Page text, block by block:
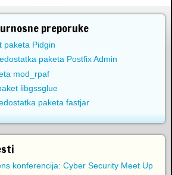
preporuke
paketa Pidgin
paketa Postfix Admin
mod_rpaf
libgssglue
paketa fastjar
konferencija: Cyber Security Meet Up